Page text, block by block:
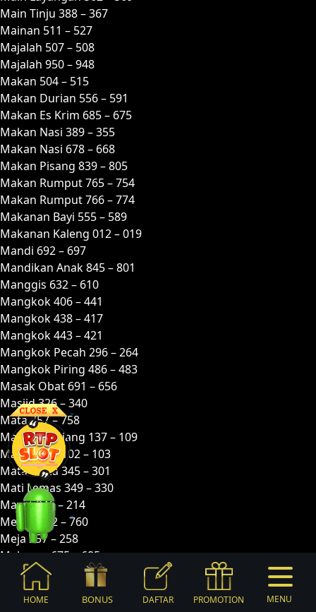
Main Tinju 388 – 367
Mainan 511 – 527
Majalah 507 – 508
Majalah 950 – 948
Makan 504 – 515
Makan Durian 556 – 591
Makan Es Krim 685 – 675
Makan Nasi 389 – 355
Makan Nasi 678 – 668
Makan Pisang 839 – 805
Makan Rumput 765 – 754
Makan Rumput 766 – 774
Makanan Bayi 555 – 589
Makanan Kaleng 012 – 019
Mandi 692 – 697
Mandikan Anak 845 – 801
Manggis 632 – 610
Mangkok 406 – 441
Mangkok 438 – 417
Mangkok 443 – 421
Mangkok Pecah 296 – 264
Mangkok Piring 486 – 483
Masak Obat 691 – 656
Masjid 326 – 340
Mata 757 – 758
Mata Keranjang 137 – 109
Mata-mata 102 – 103
Mata-mata 345 – 301
Mati Lemas 349 – 330
Mayat 246 – 214
Medali 782 – 760
Meja 257 – 258
Melamar 675 – 685
Memasak 335 – 325
Membajak 488 – 467
Membawa Getah 021 – 043
HOME BONUS DAFTAR PROMOTION MENU